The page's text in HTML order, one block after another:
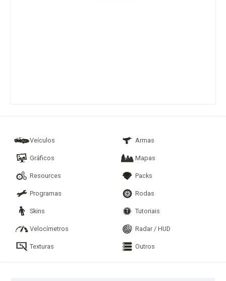
Veículos Armas
Gráficos Mapas
Resources Packs
Programas Rodas
Skins Tutoriais
Velocímetros Radar / HUD
Texturas Outros